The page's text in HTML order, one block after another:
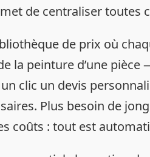
de centraliser toutes
de prix où
la peinture d’une
clic un devis
Plus besoin de
coûts : tout est